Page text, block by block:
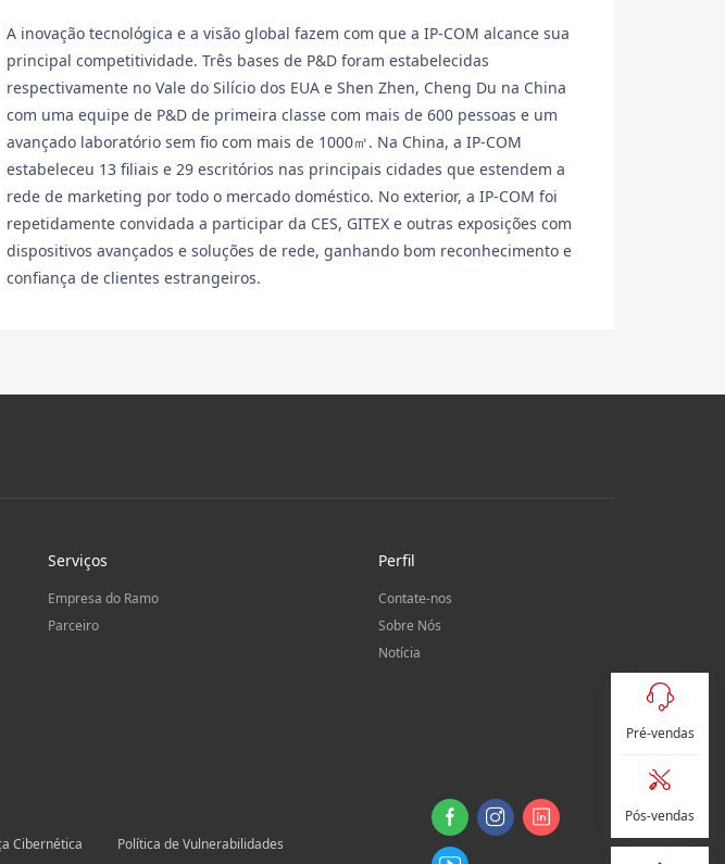
A inovação tecnológica e a visão global fazem com que a IP-COM alcance sua
principal competitividade. Três bases de P&D foram estabelecidas
respectivamente no Vale do Silício dos EUA e Shen Zhen, Cheng Du na China
com uma equipe de P&D de primeira classe com mais de 600 pessoas e um
avançado laboratório sem fio com mais de 1000㎡. Na China, a IP-COM
estabeleceu 13 filiais e 29 escritórios nas principais cidades que estendem a
rede de marketing por todo o mercado doméstico. No exterior, a IP-COM foi
repetidamente convidada a participar da CES, GITEX e outras exposições com
dispositivos avançados e soluções de rede, ganhando bom reconhecimento e
confiança de clientes estrangeiros.
Serviços
Empresa do Ramo
Parceiro
Perfil
Contate-nos
Sobre Nós
Notícia
Cibernética
Política de Vulnerabilidades
Pré-vendas
Pós-vendas